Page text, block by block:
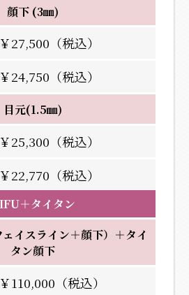
顔下 (3㎜)
￥27,500（税込）
￥24,750（税込）
目元(1.5㎜)
￥25,300（税込）
￥22,770（税込）
＋タイタン
イスライン＋顔下）＋タイ
タン顔下
￥110,000（税込）